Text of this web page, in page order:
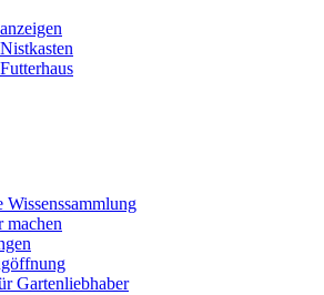
Wissenssammlung
machen
Gartenliebhaber